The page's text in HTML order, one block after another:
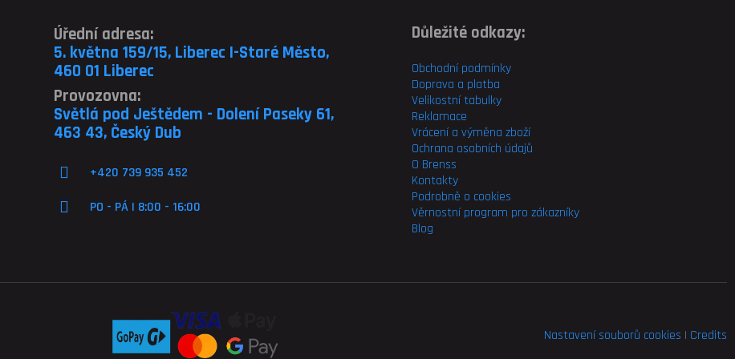
Úřední adresa:
5. května 159/15, Liberec I-Staré Město,
460 01 Liberec
Provozovna:
Světlá pod Ještědem - Dolení Paseky 61,
463 43, Český Dub
+420 739 935 452
PO - PÁ | 8:00 - 16:00
Důležité odkazy:
Obchodní podmínky
Doprava a platba
Velikostní tabulky
Reklamace
Vrácení a výměna zboží
Ochrana osobních údajů
O Brenss
Kontakty
Podrobně o cookies
Věrnostní program pro zákazníky
Blog
Nastavení souborů cookies | Credits